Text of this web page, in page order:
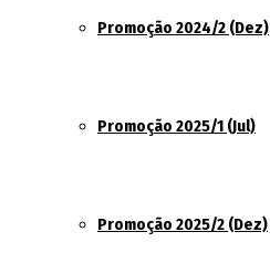
Promoção 2024/2 (Dez)
Promoção 2025/1 (Jul)
Promoção 2025/2 (Dez)